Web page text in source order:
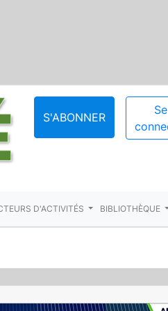
S'ABONNER
Se
D'ACTIVITÉS BIBLIOTHÈQUE